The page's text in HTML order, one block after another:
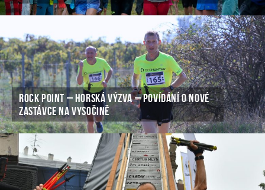
ROCK POINT – HORSKÁ VÝZVA – POVÍDÁNÍ O NOVÉ
ZASTÁVCE NA VYSOČINĚ